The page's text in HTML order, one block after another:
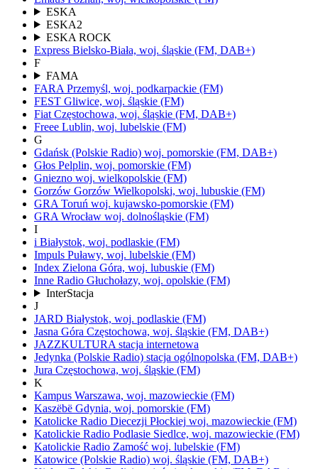
ESKA
ESKA2
ESKA ROCK
Express Bielsko-Biała, woj. śląskie (FM, DAB+)
F
FAMA
FARA Przemyśl, woj. podkarpackie (FM)
FEST Gliwice, woj. śląskie (FM)
Fiat Częstochowa, woj. śląskie (FM, DAB+)
Freee Lublin, woj. lubelskie (FM)
G
Gdańsk (Polskie Radio) woj. pomorskie (FM, DAB+)
Głos Pelplin, woj. pomorskie (FM)
Gniezno woj. wielkopolskie (FM)
Gorzów Gorzów Wielkopolski, woj. lubuskie (FM)
GRA Toruń woj. kujawsko-pomorskie (FM)
GRA Wrocław woj. dolnośląskie (FM)
I
i Białystok, woj. podlaskie (FM)
Impuls Puławy, woj. lubelskie (FM)
Index Zielona Góra, woj. lubuskie (FM)
Inne Radio Głuchołazy, woj. opolskie (FM)
InterStacja
J
JARD Białystok, woj. podlaskie (FM)
Jasna Góra Częstochowa, woj. śląskie (FM, DAB+)
JAZZKULTURA stacja internetowa
Jedynka (Polskie Radio) stacja ogólnopolska (FM, DAB+)
Jura Częstochowa, woj. śląskie (FM)
K
Kampus Warszawa, woj. mazowieckie (FM)
Kaszëbë Gdynia, woj. pomorskie (FM)
Katolicke Radio Diecezji Płockiej woj. mazowieckie (FM)
Katolickie Radio Podlasie Siedlce, woj. mazowieckie (FM)
Katolickie Radio Zamość woj. lubelskie (FM)
Katowice (Polskie Radio) woj. śląskie (FM, DAB+)